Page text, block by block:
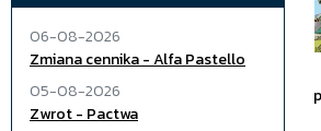
06-08-2026
Zmiana cennika - Alfa Pastello
05-08-2026
Zwrot - Pactwa